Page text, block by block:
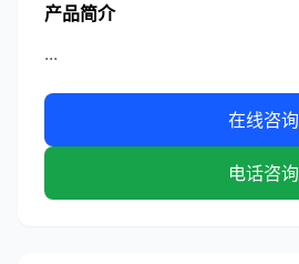
产品简介
...
在线咨询
电话咨询